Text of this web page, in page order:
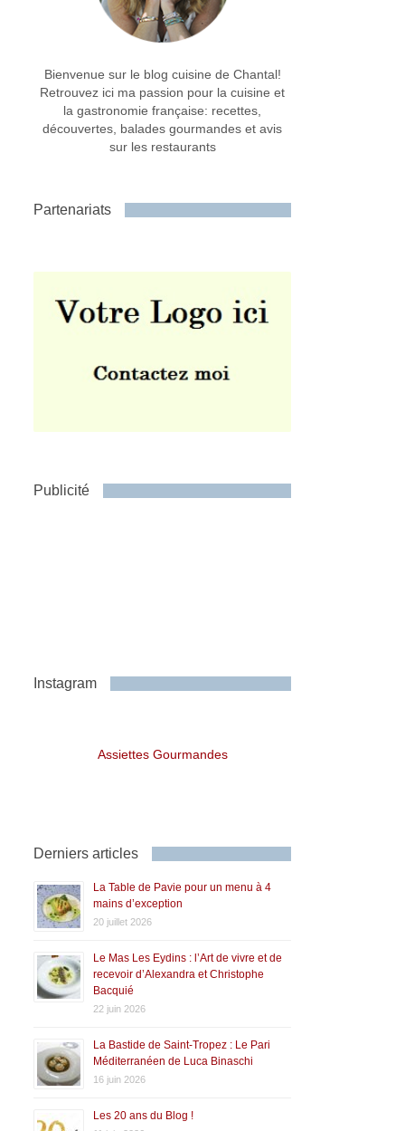
Bienvenue sur le blog cuisine de Chantal!
Retrouvez ici ma passion pour la cuisine et
la gastronomie française: recettes,
découvertes, balades gourmandes et avis
sur les restaurants
Partenariats
Publicité
Instagram
Assiettes Gourmandes
Derniers articles
La Table de Pavie pour un menu à 4
mains d’exception
20 juillet 2026
Le Mas Les Eydins : l’Art de vivre et de
recevoir d’Alexandra et Christophe
Bacquié
22 juin 2026
La Bastide de Saint-Tropez : Le Pari
Méditerranéen de Luca Binaschi
16 juin 2026
Les 20 ans du Blog !